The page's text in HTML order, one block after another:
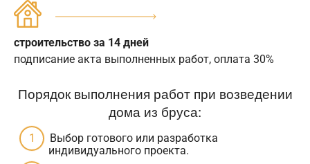
строительство за 14 дней
подписание акта выполненных работ, оплата 30%
Порядок выполнения работ при возведении
дома из бруса:
Выбор готового или разработка
индивидуального проекта.